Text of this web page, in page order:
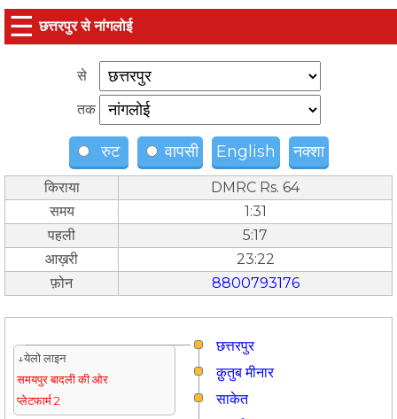
☰ छत्तरपुर से नांगलोई
से
तक
रुट वापसी English नक्शा
किराया
DMRC Rs. 64
समय
1:31
पहली
5:17
आख़री
23:22
फ़ोन
8800793176
छत्तरपुर
↓येलो लाइन
समयपुर बादली की ओर
प्लेटफार्म 2
क़ुतुब मीनार
साकेत